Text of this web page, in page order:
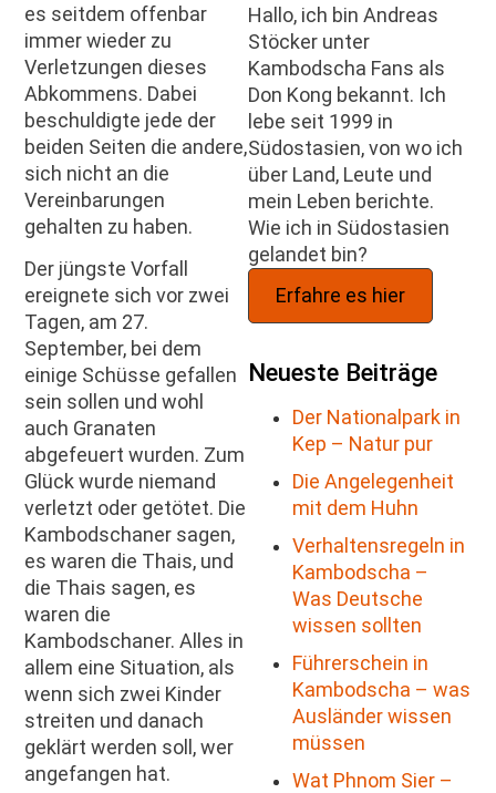
es seitdem offenbar
immer wieder zu
Verletzungen dieses
Abkommens. Dabei
beschuldigte jede der
beiden Seiten die andere,
sich nicht an die
Vereinbarungen
gehalten zu haben.
Der jüngste Vorfall
ereignete sich vor zwei
Tagen, am 27.
September, bei dem
einige Schüsse gefallen
sein sollen und wohl
auch Granaten
abgefeuert wurden. Zum
Glück wurde niemand
verletzt oder getötet. Die
Kambodschaner sagen,
es waren die Thais, und
die Thais sagen, es
waren die
Kambodschaner. Alles in
allem eine Situation, als
wenn sich zwei Kinder
streiten und danach
geklärt werden soll, wer
angefangen hat.
Hallo, ich bin Andreas
Stöcker unter
Kambodscha Fans als
Don Kong bekannt. Ich
lebe seit 1999 in
Südostasien, von wo ich
über Land, Leute und
mein Leben berichte.
Wie ich in Südostasien
gelandet bin?
Erfahre es hier
Neueste Beiträge
Der Nationalpark in
Kep – Natur pur
Die Angelegenheit
mit dem Huhn
Verhaltensregeln in
Kambodscha –
Was Deutsche
wissen sollten
Führerschein in
Kambodscha – was
Ausländer wissen
müssen
Wat Phnom Sier –